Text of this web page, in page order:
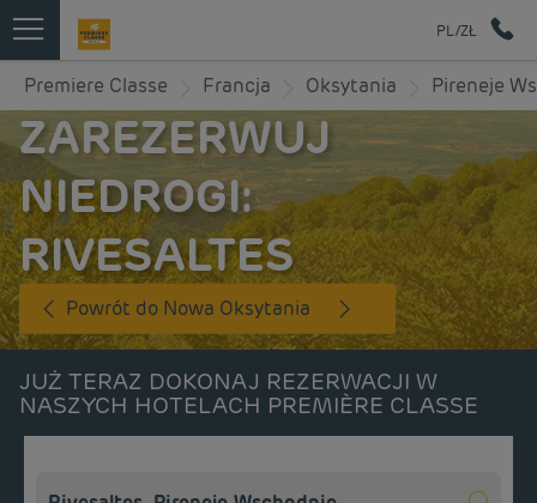
PL/ZŁ
Premiere Classe Francja Oksytania Pireneje
ZAREZERWUJ
NIEDROGI:
RIVESALTES
Powrót do Nowa Oksytania
JUŻ TERAZ DOKONAJ REZERWACJI W
NASZYCH HOTELACH PREMIÈRE CLASSE